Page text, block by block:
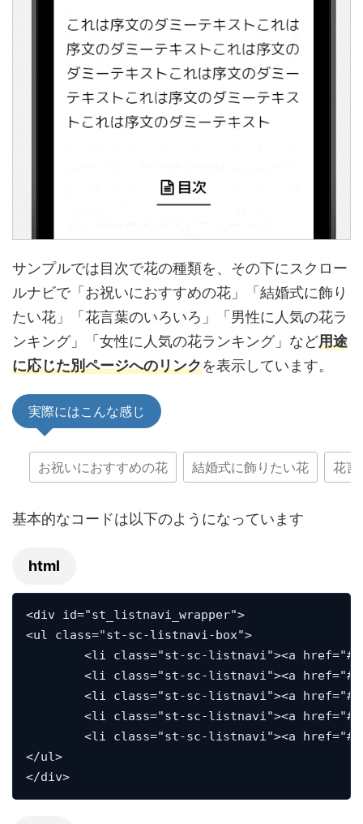
サンプルでは目次で花の種類を、その下にスクロー
ルナビで「お祝いにおすすめの花」「結婚式に飾り
たい花」「花言葉のいろいろ」「男性に人気の花ラ
ンキング」「女性に人気の花ランキング」など用途
に応じた別ページへのリンクを表示しています。
実際にはこんな感じ
お祝いにおすすめの花 結婚式に飾りたい花 花言
基本的なコードは以下のようになっています
html
<div id="st_listnavi_wrapper">
<ul class="st-sc-listnavi-box">
</ul>
</div>